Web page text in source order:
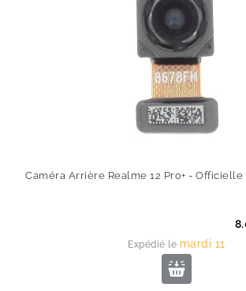
Caméra Arrière Realme 12 Pro+ -
Expédié le mardi 11